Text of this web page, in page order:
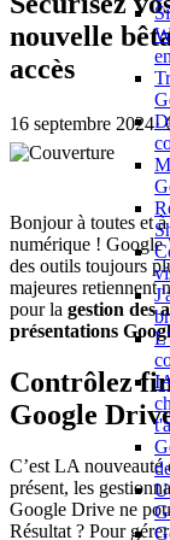
nouvelle
accès
16 septembre 2024·
Bonjour à toutes et
numérique ! Google
des outils toujours
majeures retiennent
pour la gestion des
présentations
Contrôlez
Google
C’est LA nouveauté
présent, les
Google Drive ne
Résultat ? Pour